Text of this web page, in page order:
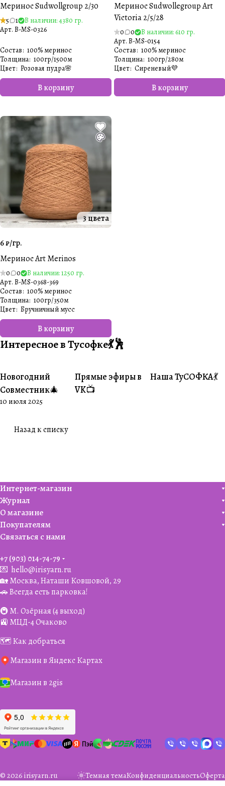
Меринос Sudwollgroup 2/30
5 1
В наличии: 4380 гр.
Арт. B-MS-0326
В корзину
Состав: 100% меринос
Толщина: 100гр/1500м
Цвет: Розовая пудра🌸
Меринос Sudwollegroup Art
Victoria 2/5/28
0 0
В наличии: 610 гр.
Арт. B-MS-0154
В корзину
Состав: 100% меринос
Толщина: 100гр/280м
Цвет: Сиреневый💜
3 цвета
6 ₽/гр.
Меринос Art Merinos
0 0
В наличии: 1250 гр.
Арт. B-MS-0368-369
В корзину
Состав: 100% меринос
Толщина: 100гр/350м
Цвет: Бручничный мусс
Интересное в Тусофке💃🕺
#Совместники
Новогодний
Совместник🎄
10 июля 2025
#Житуха
Прямые эфиры в
VK📺
#Совместники
Наша ТуСОФКА💃
Назад к списку
Интернет-магазин
Журнал
О магазине
Покупателям
Связаться с нами
+7 (903) 014-74-79‬
💌 hello@irisyarn.ru
🏡 Москва, Наташи Ковшовой, 29
🚗 Всегда есть парковка!
🚇 М. Озёрная (4 выход)
🚉 МЦД-4 Очаково
🗺️ Как добраться
Магазин в Яндекс Картах
Магазин в 2gis
© 2026 irisyarn.ru Темная темаКонфиденциальностьОферта